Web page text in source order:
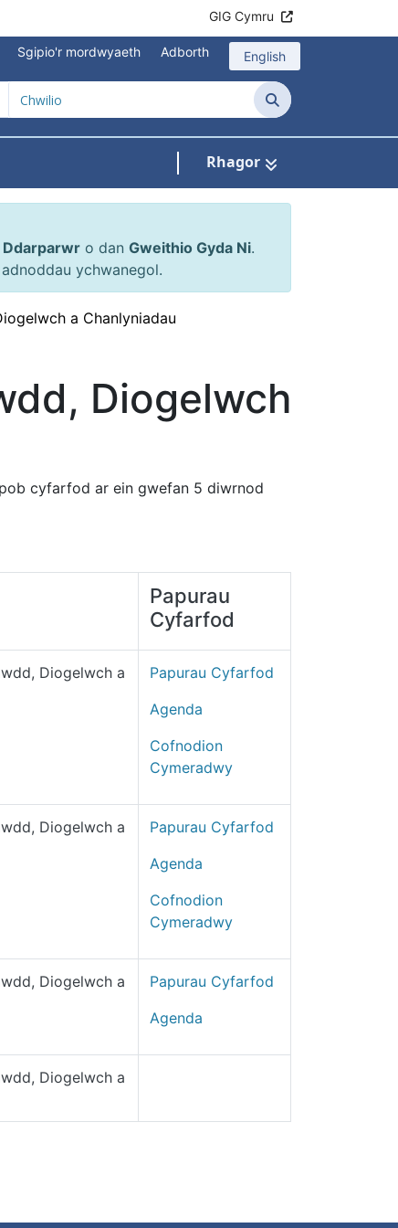
GIG Cymru
Sgipio'r mordwyaeth Adborth English
Chwilio
Rhagor
Ddarparwr o dan Gweithio Gyda Ni.
ychwanegol.
a Chanlyniadau
Diogelwch
cyfarfod ar ein gwefan 5 diwrnod
Papurau
Cyfarfod
Diogelwch a
Papurau Cyfarfod
Agenda
Cofnodion
Cymeradwy
Diogelwch a
Papurau Cyfarfod
Agenda
Cofnodion
Cymeradwy
Diogelwch a
Papurau Cyfarfod
Agenda
Diogelwch a